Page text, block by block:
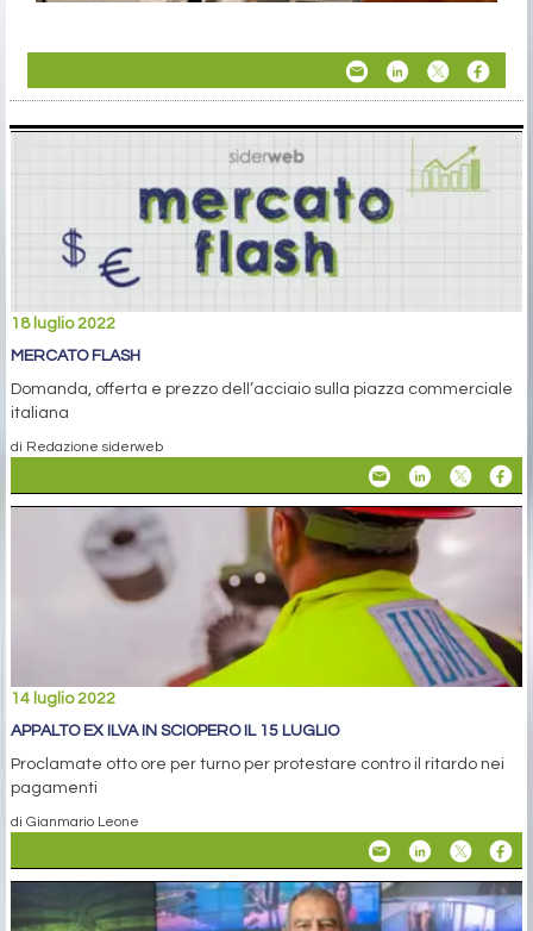
18 luglio 2022
MERCATO FLASH
Domanda, offerta e prezzo dell’acciaio sulla piazza commerciale
italiana
di Redazione siderweb
14 luglio 2022
APPALTO EX ILVA IN SCIOPERO IL 15 LUGLIO
Proclamate otto ore per turno per protestare contro il ritardo nei
pagamenti
di Gianmario Leone